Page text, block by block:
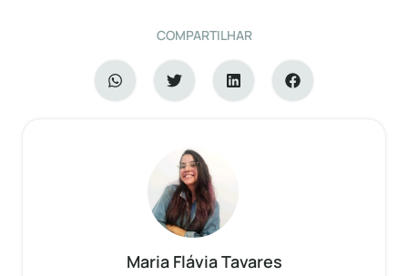
COMPARTILHAR
Maria Flávia Tavares